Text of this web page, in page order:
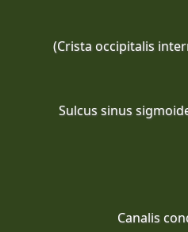
Canalis
Sulcus sinus
(Crista occipitalis